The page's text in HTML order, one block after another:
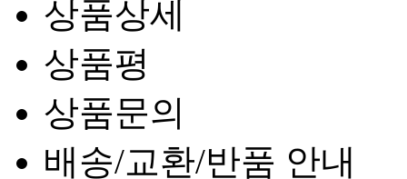
상품상세
상품평
상품문의
배송/교환/반품 안내